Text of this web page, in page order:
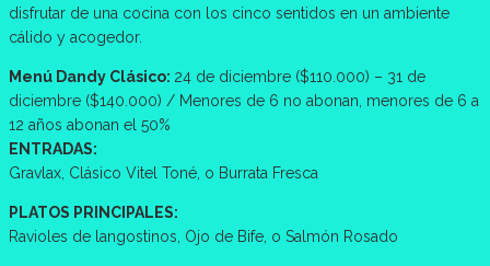
disfrutar de una cocina con los cinco sentidos en un ambiente
cálido y acogedor.
Menú Dandy Clásico: 24 de diciembre ($110.000) – 31 de
diciembre ($140.000) / Menores de 6 no abonan, menores de 6 a
12 años abonan el 50%
ENTRADAS:
Gravlax, Clásico Vitel Toné, o Burrata Fresca
PLATOS PRINCIPALES:
Ravioles de langostinos, Ojo de Bife, o Salmón Rosado